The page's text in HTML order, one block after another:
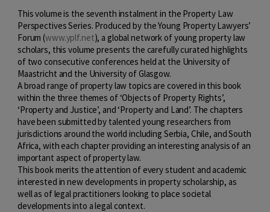
This volume is the seventh instalment in the Property Law
Perspectives Series. Produced by the Young Property Lawyers’
Forum (www.yplf.net), a global network of young property law
scholars, this volume presents the carefully curated highlights
of two consecutive conferences held at the University of
Maastricht and the University of Glasgow.
A broad range of property law topics are covered in this book
within the three themes of ‘Objects of Property Rights’,
‘Property and Justice’, and ‘Property and Land’. The chapters
have been submitted by talented young researchers from
jurisdictions around the world including Serbia, Chile, and South
Africa, with each chapter providing an interesting analysis of an
important aspect of property law.
This book merits the attention of every student and academic
interested in new developments in property scholarship, as
well as of legal practitioners looking to place societal
developments into a legal context.